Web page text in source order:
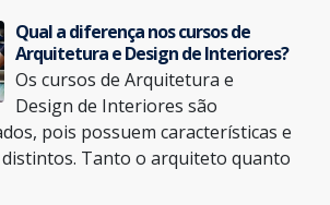
Qual a diferença nos cursos de
Arquitetura e Design de Interiores?
Os cursos de Arquitetura e
Design de Interiores são
pois possuem características e
Tanto o arquiteto quanto